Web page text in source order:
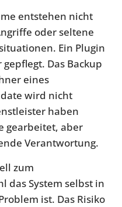
entstehen nicht
oder seltene
Ein Plugin
Das Backup
eines
wird nicht
haben
gearbeitet, aber
Verantwortung.
zum
das System selbst in
ist. Das Risiko